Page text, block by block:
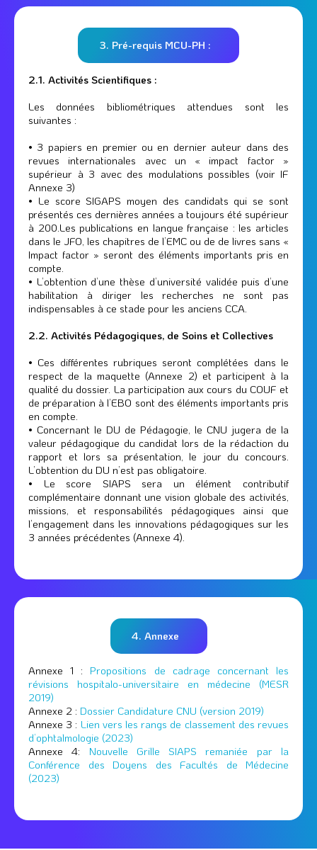
3. Pré-requis MCU-PH :
2.1. Activités Scientifiques :
Les données bibliométriques attendues sont les
suivantes :
• 3 papiers en premier ou en dernier auteur dans des
revues internationales avec un « impact factor »
supérieur à 3 avec des modulations possibles (voir IF
Annexe 3)
• Le score SIGAPS moyen des candidats qui se sont
présentés ces dernières années a toujours été supérieur
à 200.Les publications en langue française : les articles
dans le JFO, les chapitres de l’EMC ou de de livres sans «
Impact factor » seront des éléments importants pris en
compte.
• L’obtention d’une thèse d’université validée puis d’une
habilitation à diriger les recherches ne sont pas
indispensables à ce stade pour les anciens CCA.
2.2. Activités Pédagogiques, de Soins et Collectives
• Ces différentes rubriques seront complétées dans le
respect de la maquette (Annexe 2) et participent à la
qualité du dossier. La participation aux cours du COUF et
de préparation à l’EBO sont des éléments importants pris
en compte.
• Concernant le DU de Pédagogie, le CNU jugera de la
valeur pédagogique du candidat lors de la rédaction du
rapport et lors sa présentation, le jour du concours.
L’obtention du DU n’est pas obligatoire.
• Le score SIAPS sera un élément contributif
complémentaire donnant une vision globale des activités,
missions, et responsabilités pédagogiques ainsi que
l’engagement dans les innovations pédagogiques sur les
3 années précédentes (Annexe 4).
4. Annexe
Annexe 1 : Propositions de cadrage concernant les
révisions hospitalo-universitaire en médecine (MESR
2019)
Annexe 2 : Dossier Candidature CNU (version 2019)
Annexe 3 : Lien vers les rangs de classement des revues
d’ophtalmologie (2023)
Annexe 4: Nouvelle Grille SIAPS remaniée par la
Conférence des Doyens des Facultés de Médecine
(2023)